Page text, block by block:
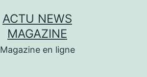
ACTU NEWS
MAGAZINE
Magazine en ligne